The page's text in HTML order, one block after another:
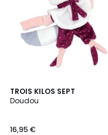
TROIS KILOS SEPT
Doudou
16,95 €